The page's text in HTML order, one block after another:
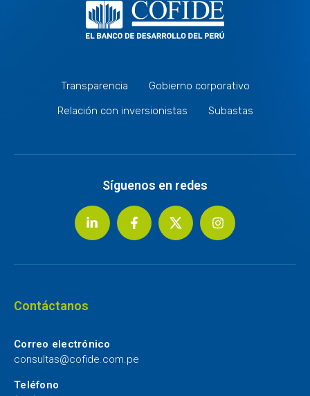
Transparencia
Gobierno corporativo
Relación con inversionistas
Subastas
Síguenos en redes
Contáctanos
Correo electrónico
consultas@cofide.com.pe
Teléfono